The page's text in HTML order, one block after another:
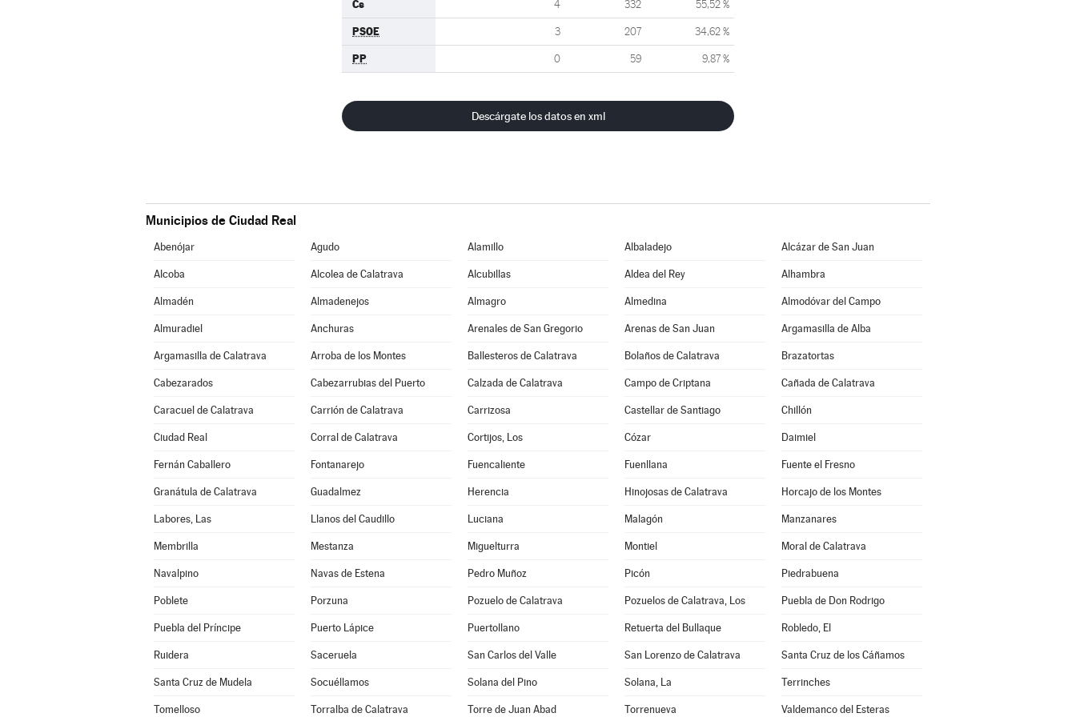
Cs 4 332 55,52 %
PSOE 3 207 34,62 %
PP 0 59 9,87 %
Descárgate los datos en xml
Municipios de Ciudad Real
Abenójar Agudo Alamillo Albaladejo Alcázar de San Juan
Alcoba Alcolea de Calatrava Alcubillas Aldea del Rey Alhambra
Almadén Almadenejos Almagro Almedina Almodóvar del Campo
Almuradiel Anchuras Arenales de San Gregorio Arenas de San Juan Argamasilla de Alba
Argamasilla de Calatrava Arroba de los Montes Ballesteros de Calatrava Bolaños de Calatrava Brazatortas
Cabezarados Cabezarrubias del Puerto Calzada de Calatrava Campo de Criptana Cañada de Calatrava
Caracuel de Calatrava Carrión de Calatrava Carrizosa Castellar de Santiago Chillón
Ciudad Real Corral de Calatrava Cortijos, Los Cózar Daimiel
Fernán Caballero Fontanarejo Fuencaliente Fuenllana Fuente el Fresno
Granátula de Calatrava Guadalmez Herencia Hinojosas de Calatrava Horcajo de los Montes
Labores, Las Llanos del Caudillo Luciana Malagón Manzanares
Membrilla Mestanza Miguelturra Montiel Moral de Calatrava
Navalpino Navas de Estena Pedro Muñoz Picón Piedrabuena
Poblete Porzuna Pozuelo de Calatrava Pozuelos de Calatrava, Los Puebla de Don Rodrigo
Puebla del Príncipe Puerto Lápice Puertollano Retuerta del Bullaque Robledo, El
Ruidera Saceruela San Carlos del Valle San Lorenzo de Calatrava Santa Cruz de los Cáñamos
Santa Cruz de Mudela Socuéllamos Solana del Pino Solana, La Terrinches
Tomelloso Torralba de Calatrava Torre de Juan Abad Torrenueva Valdemanco del Esteras